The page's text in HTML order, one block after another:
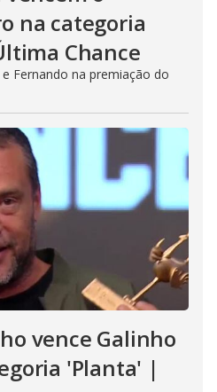
na categoria
Chance
Fernando na premiação do
vence Galinho
'Planta' |